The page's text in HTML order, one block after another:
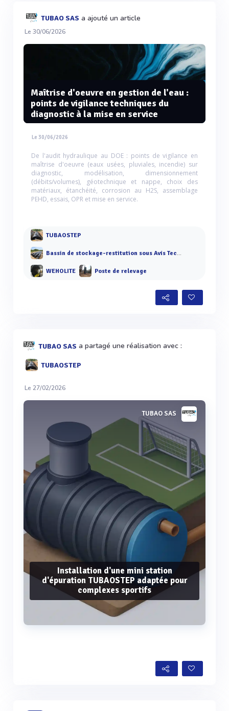
TUBAO SAS a ajouté un article
Le 30/06/2026
Maîtrise d'oeuvre en gestion de l'eau :
points de vigilance techniques du
diagnostic à la mise en service
Le 30/06/2026
De l'audit hydraulique au DOE : points de vigilance en
maîtrise d'oeuvre (eaux usées, pluviales, incendie) sur
diagnostic, modélisation, dimensionnement
(débits/volumes), géotechnique et nappe, choix des
matériaux, étanchéité, corrosion au H2S, assemblage
PEHD, essais, OPR et mise en service.
TUBAOSTEP
Bassin de stockage-restitution sous Avis Technique - TUBAOTEC
WEHOLITE Poste de relevage
TUBAO SAS a partagé une réalisation avec :
TUBAOSTEP
Le 27/02/2026
TUBAO SAS
Installation d'une mini station
d'épuration TUBAOSTEP adaptée pour
complexes sportifs